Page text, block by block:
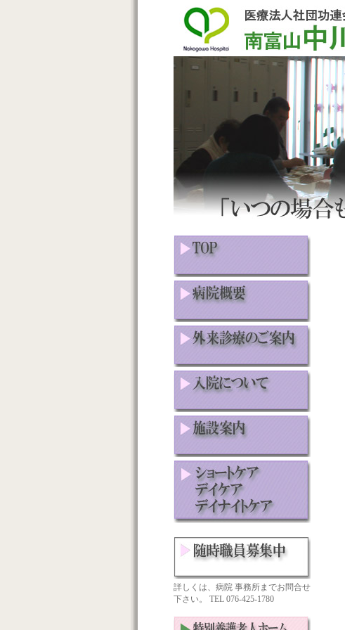
詳しくは、病院 事務所までお問合せ
下さい。 TEL 076-425-1780